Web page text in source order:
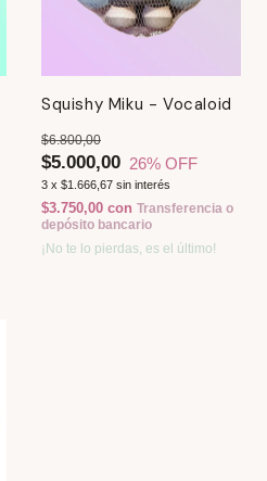
Squishy Miku - Vocaloid
$5.000,00
$6.800,00
26% OFF
3 x $1.666,67 sin interés
$3.750,00 con Transferencia o
depósito bancario
¡No te lo pierdas, es el último!